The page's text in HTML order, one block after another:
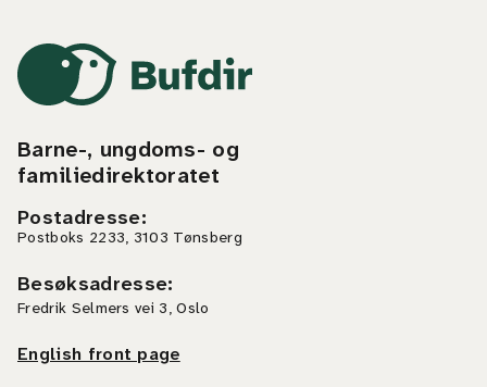
Barne-, ungdoms- og
familiedirektoratet
Postadresse:
Postboks 2233, 3103 Tønsberg
Besøksadresse:
Fredrik Selmers vei 3, Oslo
English front page